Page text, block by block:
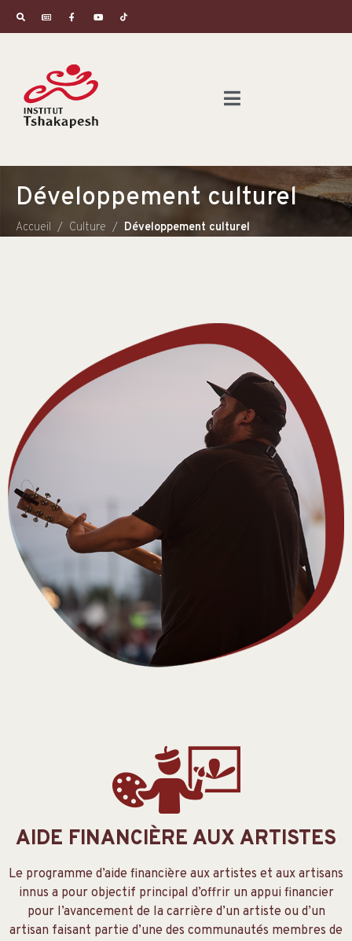
Développement culturel
Accueil Culture Développement culturel
AIDE FINANCIÈRE AUX ARTISTES
Le programme d’aide financière aux artistes et aux artisans
innus a pour objectif principal d’offrir un appui financier
pour l’avancement de la carrière d’un artiste ou d’un
artisan faisant partie d’une des communautés membres de